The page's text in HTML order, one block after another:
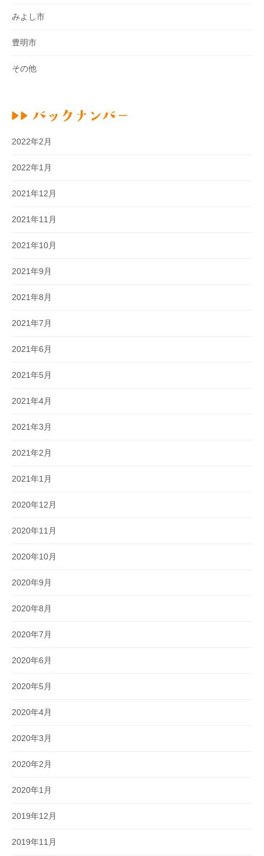
みよし市
豊明市
その他
2022年2月
2022年1月
2021年12月
2021年11月
2021年10月
2021年9月
2021年8月
2021年7月
2021年6月
2021年5月
2021年4月
2021年3月
2021年2月
2021年1月
2020年12月
2020年11月
2020年10月
2020年9月
2020年8月
2020年7月
2020年6月
2020年5月
2020年4月
2020年3月
2020年2月
2020年1月
2019年12月
2019年11月